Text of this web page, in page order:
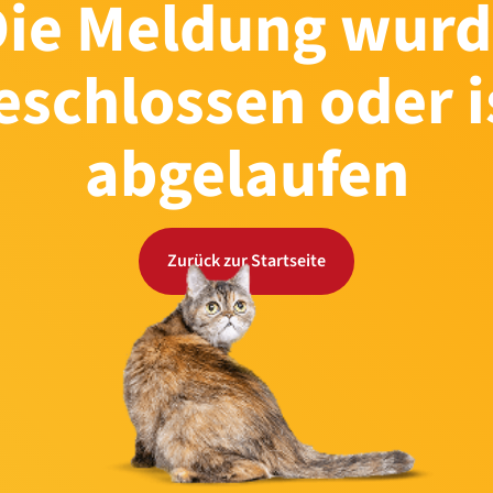
Meldung
oder
abgelaufen
Zurück zur Startseite